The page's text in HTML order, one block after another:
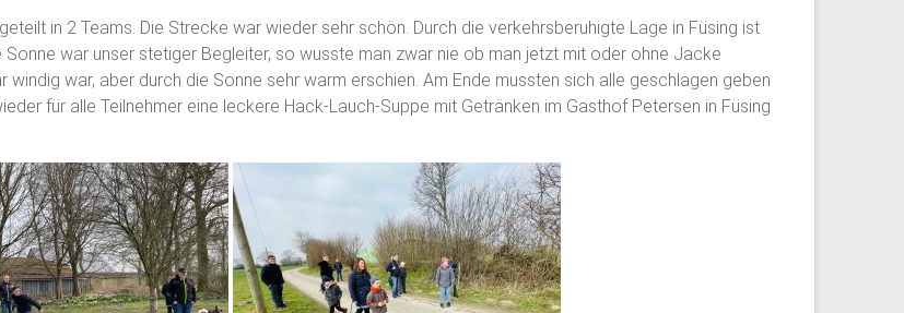
in 2 Teams. Die Strecke war wieder sehr schön. Durch die verkehrsberuhigte Lage in Füsing ist
war unser stetiger Begleiter, so wusste man zwar nie ob man jetzt mit oder ohne Jacke
war, aber durch die Sonne sehr warm erschien. Am Ende mussten sich alle geschlagen geben
für alle Teilnehmer eine leckere Hack-Lauch-Suppe mit Getränken im Gasthof Petersen in Füsing